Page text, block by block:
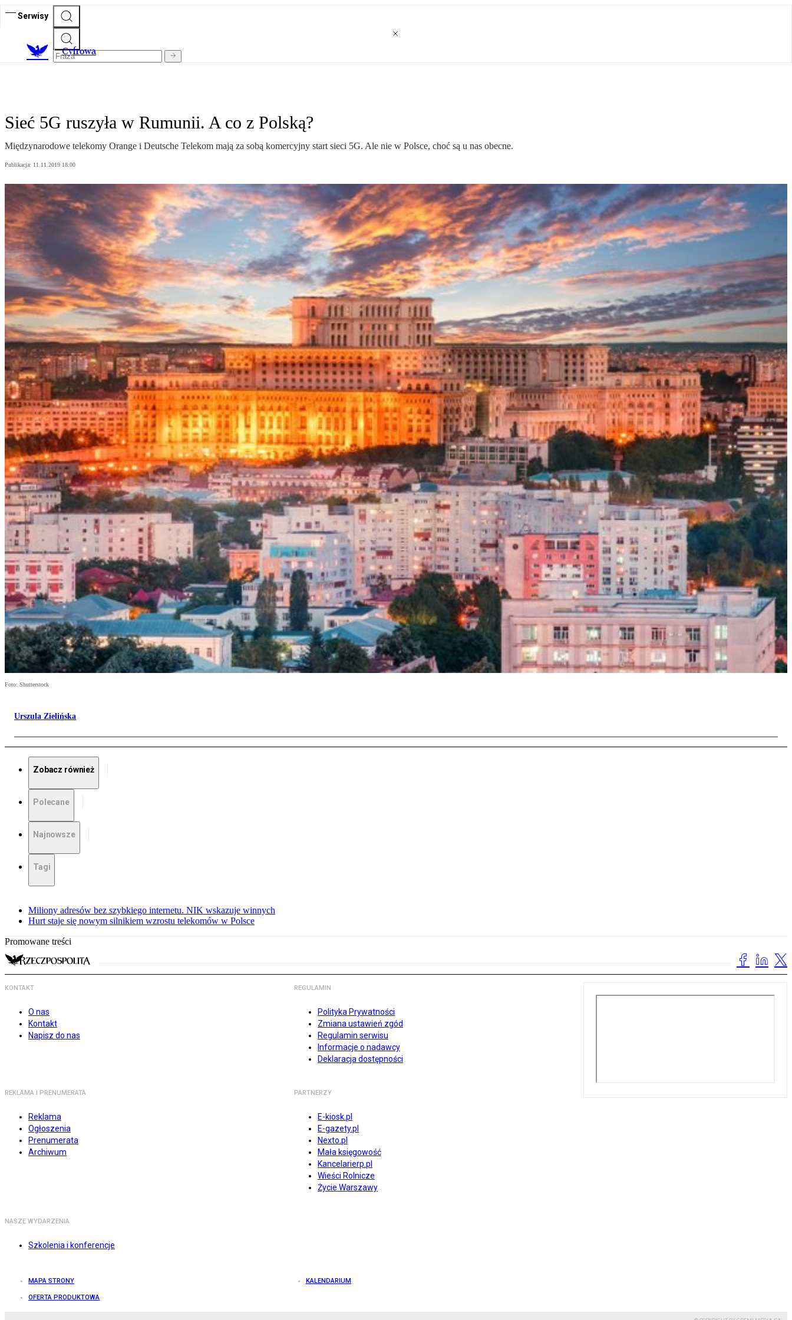
Serwisy
Cyfrowa
Sieć 5G ruszyła w Rumunii. A co z Polską?
Międzynarodowe telekomy Orange i Deutsche Telekom mają za sobą komercyjny start sieci 5G. Ale nie w Polsce, choć są u nas obecne.
Publikacja: 11.11.2019 18:00
Foto: Shutterstock
Urszula Zielińska
Zobacz również
Polecane
Najnowsze
Tagi
Miliony adresów bez szybkiego internetu. NIK wskazuje winnych
Hurt staje się nowym silnikiem wzrostu telekomów w Polsce
Promowane treści
KONTAKT
O nas
Kontakt
Napisz do nas
REGULAMIN
Polityka Prywatności
Zmiana ustawień zgód
Regulamin serwisu
Informacje o nadawcy
Deklaracja dostępności
REKLAMA I PRENUMERATA
Reklama
Ogłoszenia
Prenumerata
Archiwum
PARTNERZY
E-kiosk.pl
E-gazety.pl
Nexto.pl
Mała księgowość
Kancelarierp.pl
Wieści Rolnicze
Życie Warszawy
NASZE WYDARZENIA
Szkolenia i konferencje
MAPA STRONY KALENDARIUM
OFERTA PRODUKTOWA